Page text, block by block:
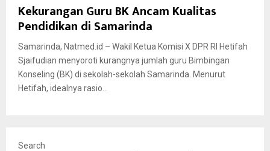
Kekurangan Guru BK Ancam Kualitas
Pendidikan di Samarinda
Samarinda, Natmed.id – Wakil Ketua Komisi X DPR RI Hetifah
Sjaifudian menyoroti kurangnya jumlah guru Bimbingan
Konseling (BK) di sekolah-sekolah Samarinda. Menurut
Hetifah, idealnya rasio...
Search